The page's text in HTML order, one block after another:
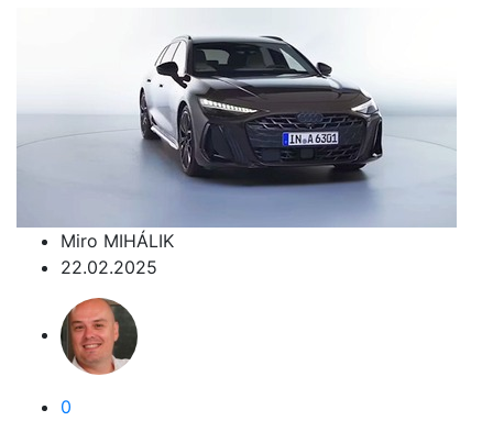
Miro MIHÁLIK
22.02.2025
0